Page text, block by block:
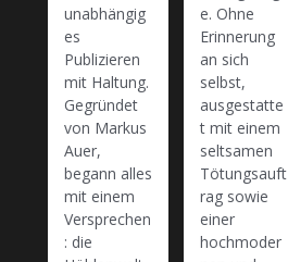
unabhängig
es
Publizieren
mit Haltung.
Gegründet
von Markus
Auer,
begann alles
mit einem
Versprechen
: die
e. Ohne
Erinnerung
an sich
selbst,
ausgestatte
t mit einem
seltsamen
Tötungsauft
rag sowie
einer
hochmoder